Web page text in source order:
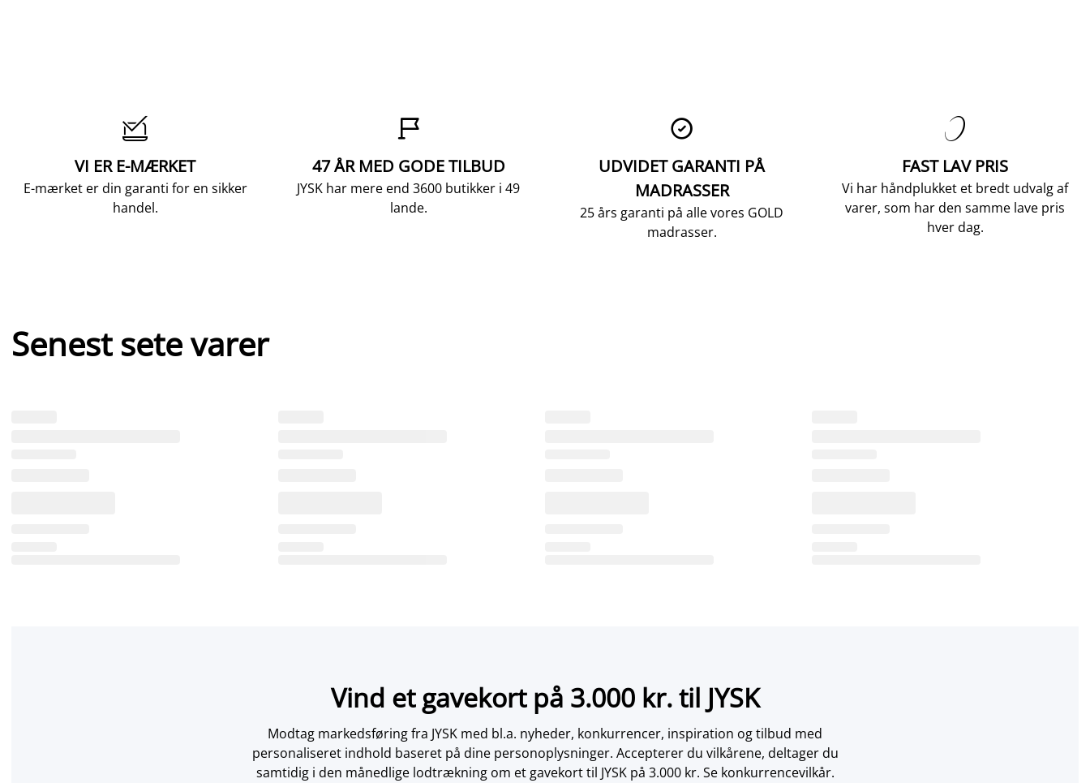

VI ER E-MÆRKET
E-mærket er din garanti for en sikker
handel.

47 ÅR MED GODE TILBUD
JYSK har mere end 3600 butikker i 49
lande.

UDVIDET GARANTI PÅ
MADRASSER
25 års garanti på alle vores GOLD
madrasser.

FAST LAV PRIS
Vi har håndplukket et bredt udvalg af
varer, som har den samme lave pris
hver dag.
Senest sete varer
Vind et gavekort på 3.000 kr. til JYSK
Modtag markedsføring fra JYSK med bl.a. nyheder, konkurrencer, inspiration og tilbud med
personaliseret indhold baseret på dine personoplysninger. Accepterer du vilkårene, deltager du
samtidig i den månedlige lodtrækning om et gavekort til JYSK på 3.000 kr. Se konkurrencevilkår.